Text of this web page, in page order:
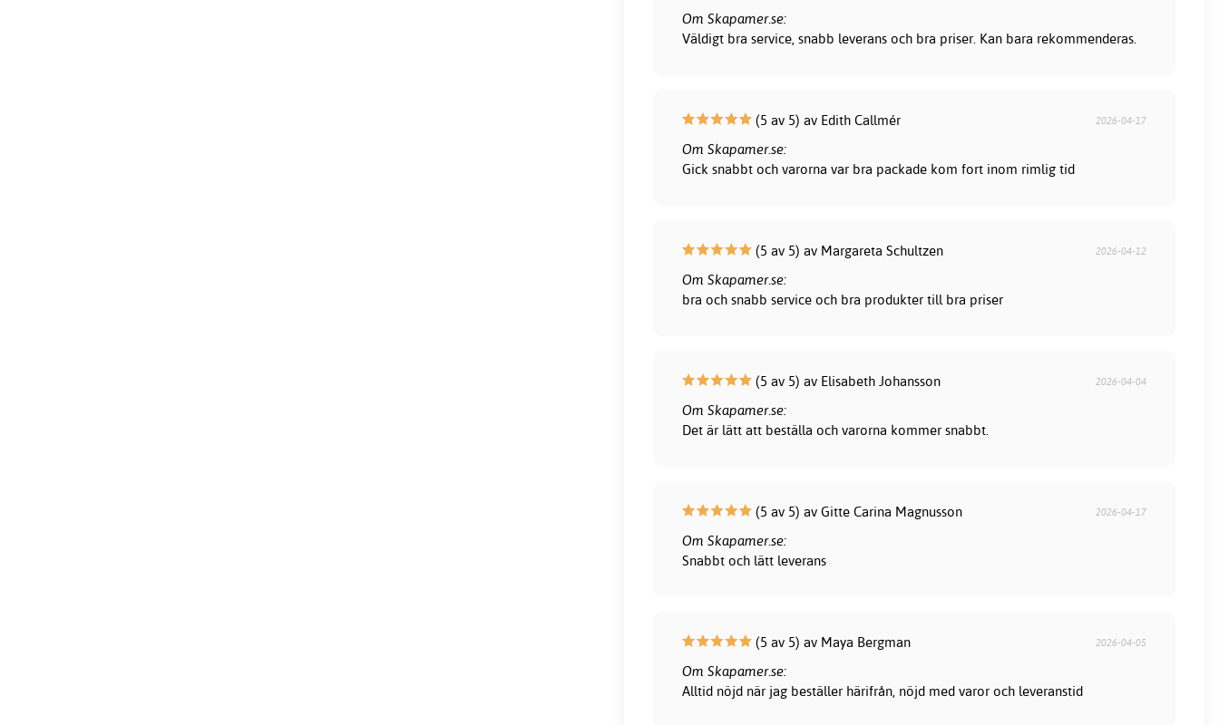
Om Skapamer.se:
Väldigt bra service, snabb leverans och bra priser. Kan bara rekommenderas.
(5 av 5) av Edith Callmér 2026-04-17
Om Skapamer.se:
Gick snabbt och varorna var bra packade kom fort inom rimlig tid
(5 av 5) av Margareta Schultzen 2026-04-12
Om Skapamer.se:
bra och snabb service och bra produkter till bra priser
(5 av 5) av Elisabeth Johansson 2026-04-04
Om Skapamer.se:
Det är lätt att beställa och varorna kommer snabbt.
(5 av 5) av Gitte Carina Magnusson 2026-04-17
Om Skapamer.se:
Snabbt och lätt leverans
(5 av 5) av Maya Bergman 2026-04-05
Om Skapamer.se:
Alltid nöjd när jag beställer härifrån, nöjd med varor och leveranstid